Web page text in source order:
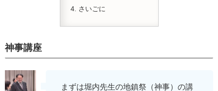
さいごに
神事講座
まずは堀内先生の地鎮祭（神事）の講